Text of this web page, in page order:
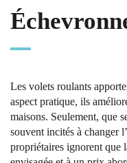
Les volets roulants
aspect pratique, ils
maisons. Seulement, que
souvent incités à changer
propriétaires ignorent que